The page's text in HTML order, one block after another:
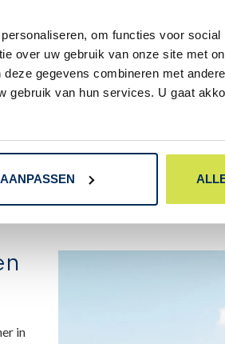
om functies voor social
over uw gebruik van onze site met
gegevens combineren met
gebruik van hun services. U gaat
AANPASSEN
mogelijkheden.
Isolatie:Door gebruik te
lichtstraateen hoge
een aansluitend aan huis,
in